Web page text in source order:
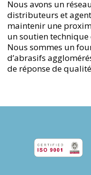
Nous avons un
distributeurs et
maintenir une
un soutien technique
Nous sommes un
d’abrasifs
de réponse de